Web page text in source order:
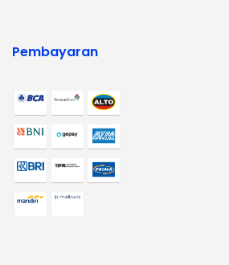
Pembayaran